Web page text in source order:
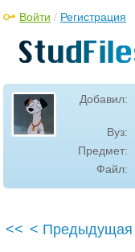
Войти / Регистрация
Добавил:
Вуз:
Предмет:
Файл:
<< < Предыдущая